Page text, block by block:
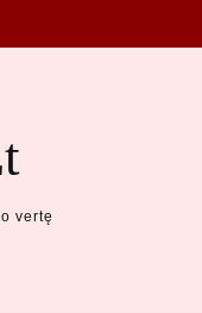
vertę